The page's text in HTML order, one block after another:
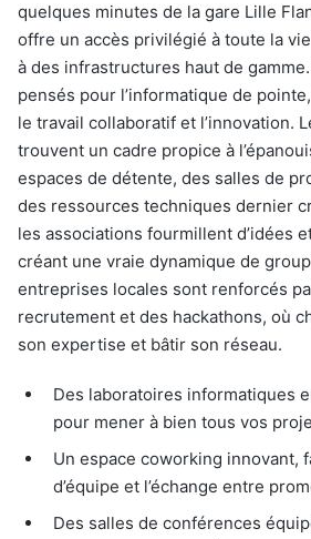
quelques minutes de la gare Lille
offre un accès privilégié à toute la
à des infrastructures haut de
pensés pour l’informatique de
le travail collaboratif et l’innovation.
trouvent un cadre propice à
espaces de détente, des salles de
des ressources techniques dernier
les associations fourmillent d’idées
créant une vraie dynamique de
entreprises locales sont renforcés
recrutement et des hackathons, où
son expertise et bâtir son réseau.
Des laboratoires informatiques
pour mener à bien tous vos
Un espace coworking innovant,
d’équipe et l’échange entre
Des salles de conférences